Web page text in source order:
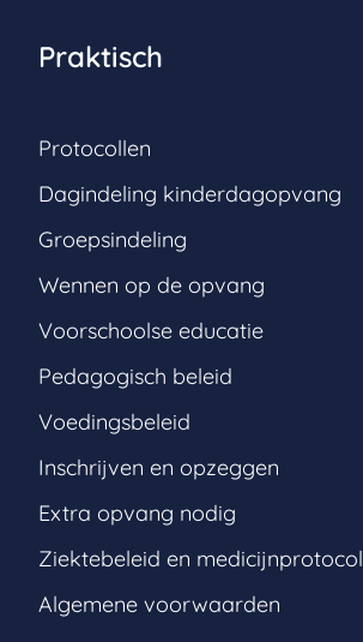
Praktisch
Protocollen
Dagindeling kinderdagopvang
Groepsindeling
Wennen op de opvang
Voorschoolse educatie
Pedagogisch beleid
Voedingsbeleid
Inschrijven en opzeggen
Extra opvang nodig
Ziektebeleid en medicijnprotocol
Algemene voorwaarden